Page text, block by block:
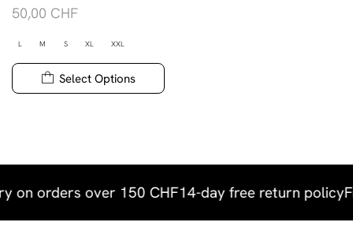
50,00 CHF
L M S XL XXL
Select Options
on orders over 150 CHF14-day free return policy